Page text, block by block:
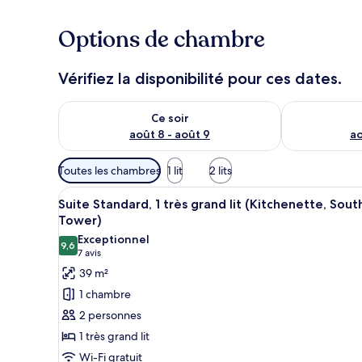
Options de chambre
Vérifiez la disponibilité pour ces dates.
Ce soir
août 8 - août 9
Vérifier la disponibilité pour ce soir août 8 - août 9
Vérifier la
Filtres
disponibles
pour
les
chambres
Toutes les chambres 1 lit 2 lits
Afficher
toutes
les
photos
pour
ce
type
de
chambre :
Une chambre d’hôtel avec
8
Suite Standard, 1 très grand lit (Kitchenette,
Tower)
9,69,6 sur 10
Exceptionnel
7 avis
(7 avis)
39 m²
1 chambre
2 personnes
1 très grand lit
Wi-Fi gratuit